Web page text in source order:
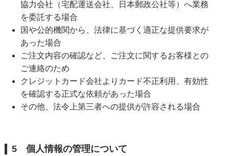
協力会社（宅配運送会社、日本郵政公社等）へ業務
を委託する場合
国や公的機関から、法律に基づく適正な提供要求が
あった場合
ご注文内容の確認など、ご注文に関するお客様との
ご連絡のため
クレジットカード会社よりカード不正利用、有効性
を確認する正式な依頼があった場合
その他、法令上第三者への提供が許容される場合
5 個人情報の管理について